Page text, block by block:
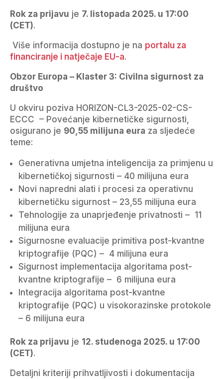
Rok za prijavu je 7. listopada 2025. u 17:00
(CET).
Više informacija dostupno je na portalu za
financiranje i natječaje EU-a.
Obzor Europa – Klaster 3: Civilna sigurnost za
društvo
U okviru poziva HORIZON-CL3-2025-02-CS-
ECCC – Povećanje kibernetičke sigurnosti,
osigurano je 90,55 milijuna eura za sljedeće
teme:
Generativna umjetna inteligencija za primjenu u
kibernetičkoj sigurnosti – 40 milijuna eura
Novi napredni alati i procesi za operativnu
kibernetičku sigurnost – 23,55 milijuna eura
Tehnologije za unaprjeđenje privatnosti – 11
milijuna eura
Sigurnosne evaluacije primitiva post-kvantne
kriptografije (PQC) – 4 milijuna eura
Sigurnost implementacija algoritama post-
kvantne kriptografije – 6 milijuna eura
Integracija algoritama post-kvantne
kriptografije (PQC) u visokorazinske protokole
– 6 milijuna eura
Rok za prijavu je 12. studenoga 2025. u 17:00
(CET).
Detaljni kriteriji prihvatljivosti i dokumentacija